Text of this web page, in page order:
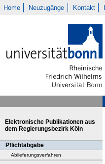
Home Neuzugänge Kontakt
Elektronische Publikationen aus
dem Regierungsbezirk Köln
Pflichtabgabe
Ablieferungsverfahren